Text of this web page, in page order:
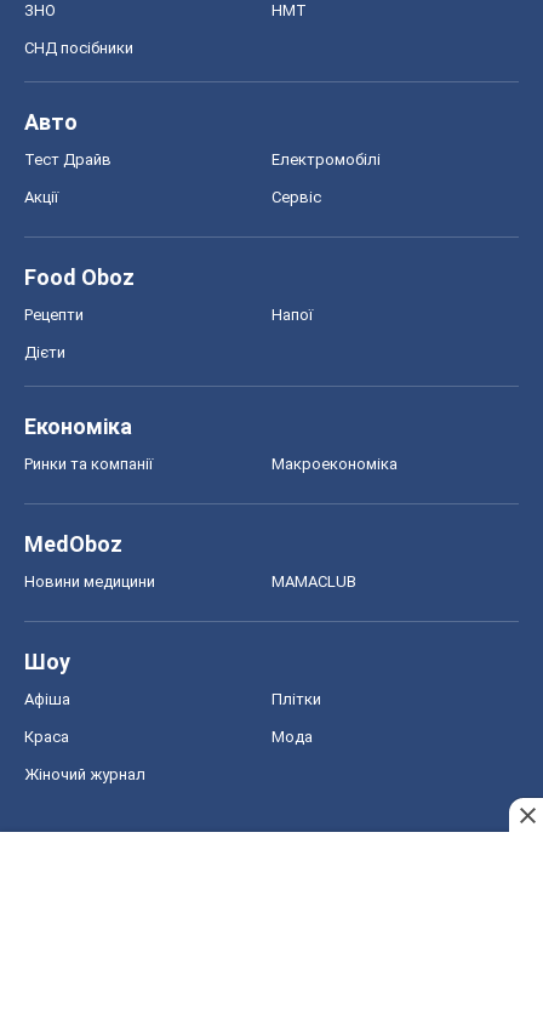
ЗНО НМТ
СНД посібники
Авто
Тест Драйв Електромобілі
Акції Сервіс
Food Oboz
Рецепти Напої
Дієти
Економіка
Ринки та компанії Макроекономіка
MedOboz
Новини медицини MAMACLUB
Шоу
Афіша Плітки
Краса Мода
Жіночий журнал